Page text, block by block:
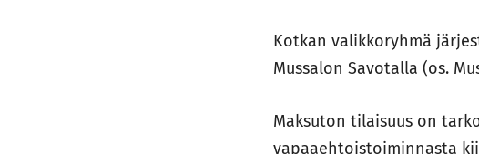
Kotkan valikkoryhmä
Mussalon Savotalla (os.
Maksuton tilaisuus on
vapaaehtoistoiminnasta